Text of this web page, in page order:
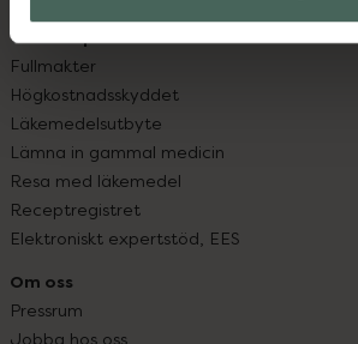
Om recept och läkemedel
Fullmakter
Högkostnadsskyddet
Läkemedelsutbyte
Lämna in gammal medicin
Resa med läkemedel
Receptregistret
Elektroniskt expertstöd, EES
Om oss
Pressrum
Jobba hos oss